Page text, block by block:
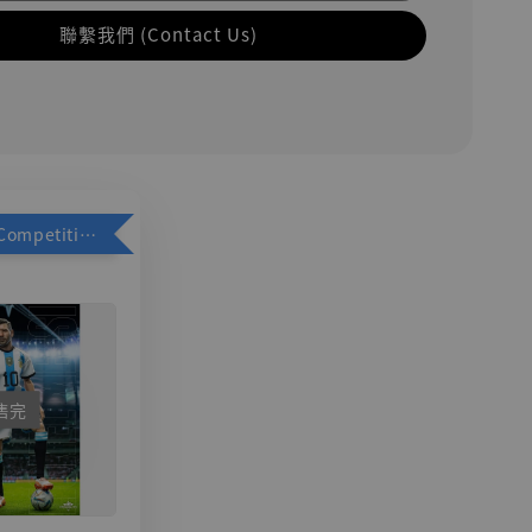
聯繫我們 (Contact Us)
加購優惠【Competitive Toys 梅西 [CM001]】
完